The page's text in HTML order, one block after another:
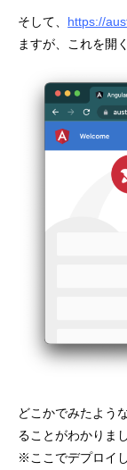
そして、 https://
ますが、これを開
どこかでみたよう
ることがわかりまし
※ここでデプロイ